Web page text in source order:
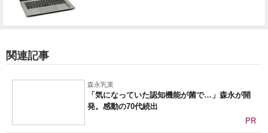
関連記事
森永乳業
「気になっていた認知機能が菌で…」森永が開
発。感動の70代続出
PR